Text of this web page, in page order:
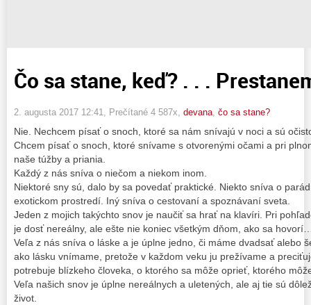
Čo sa stane, keď? . . .
2. augusta 2017 12:41 , Prečítané 4 587x, devana čo sa stane?
Nie. Nechcem písať o snoch, ktoré sa nám snívajú v noci a sú
Chcem písať o snoch, ktoré snívame s otvorenými očami a pri
naše túžby a priania.
Každý z nás sníva o niečom a niekom inom.
Niektoré sny sú, dalo by sa povedať praktické. Niekto sníva o
exotickom prostredí. Iný sníva o cestovaní a spoznávaní sveta.
Jeden z mojich takýchto snov je naučiť sa hrať na klavíri. Pri
je dosť nereálny, ale ešte nie koniec všetkým dňom, ako sa
Veľa z nás sníva o láske a je úplne jedno, či máme dvadsať alebo
ako lásku vnímame, pretože v každom veku ju prežívame a
potrebuje blízkeho človeka, o ktorého sa môže oprieť, ktorého
Veľa našich snov je úplne nereálnych a uletených, ale aj tie sú
život.